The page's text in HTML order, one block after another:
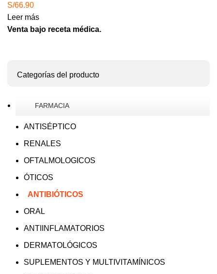
Categorías del producto
FARMACIA
ANTISÉPTICO
RENALES
OFTALMOLOGICOS
ÓTICOS
ANTIBIÓTICOS
ORAL
ANTIINFLAMATORIOS
DERMATOLÓGICOS
SUPLEMENTOS Y MULTIVITAMÍNICOS
S/66.90
Leer más
Venta bajo receta médica.